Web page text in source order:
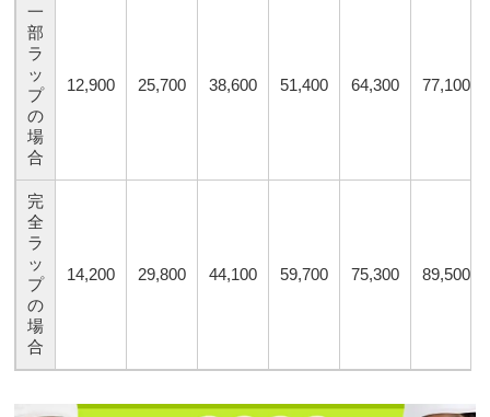
一
部
ラ
ッ
プ
の
場
合
12,900 25,700 38,600 51,400 64,300 77,100
完
全
ラ
ッ
プ
の
場
合
14,200 29,800 44,100 59,700 75,300 89,500